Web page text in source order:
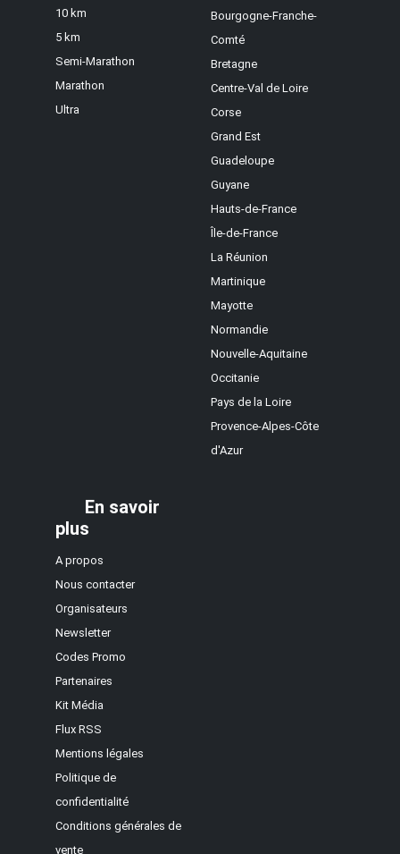
10 km
5 km
Semi-Marathon
Marathon
Ultra
Bourgogne-Franche-
Comté
Bretagne
Centre-Val de Loire
Corse
Grand Est
Guadeloupe
Guyane
Hauts-de-France
Île-de-France
La Réunion
Martinique
Mayotte
Normandie
Nouvelle-Aquitaine
Occitanie
Pays de la Loire
Provence-Alpes-Côte
d'Azur
En savoir
plus
A propos
Nous contacter
Organisateurs
Newsletter
Codes Promo
Partenaires
Kit Média
Flux RSS
Mentions légales
Politique de
confidentialité
Conditions générales de
vente